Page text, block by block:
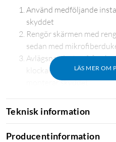
LÄS MER OM
Använd medföljande
skyddet
Rengör skärmen med
sedan med
Avlägsna plasten från
klockan. Notera klockans
monterar skyddet
Teknisk information
Producentinformation